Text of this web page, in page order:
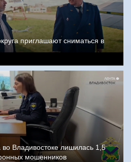
приглашают сниматься в
Владивостоке лишилась 1,5
мошенников